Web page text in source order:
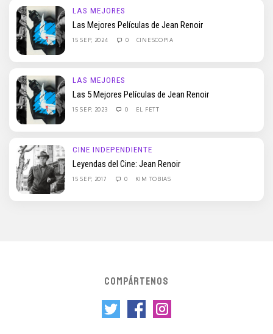
LAS MEJORES
Las Mejores Películas de Jean Renoir
15 SEP, 2024 0 CINESCOPIA
LAS MEJORES
Las 5 Mejores Películas de Jean Renoir
15 SEP, 2023 0 EL FETT
CINE INDEPENDIENTE
Leyendas del Cine: Jean Renoir
15 SEP, 2017 0 KIM TOBIAS
COMPÁRTENOS